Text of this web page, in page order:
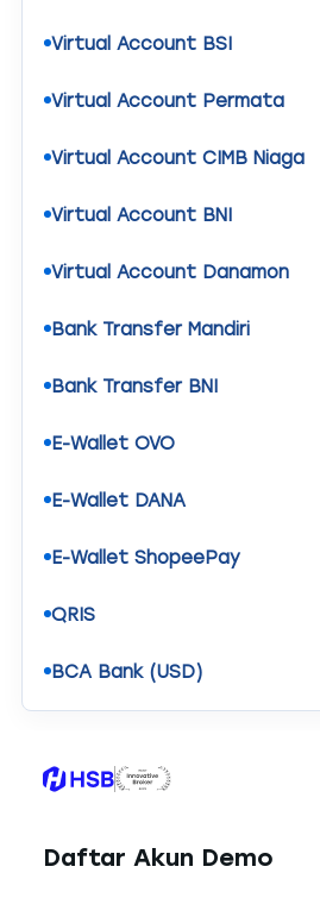
Virtual Account BSI
Virtual Account Permata
Virtual Account CIMB Niaga
Virtual Account BNI
Virtual Account Danamon
Bank Transfer Mandiri
Bank Transfer BNI
E-Wallet OVO
E-Wallet DANA
E-Wallet ShopeePay
QRIS
BCA Bank (USD)